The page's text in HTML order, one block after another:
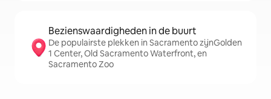
Bezienswaardigheden in de buurt
De populairste plekken in Sacramento zijnGolden
1 Center, Old Sacramento Waterfront, en
Sacramento Zoo